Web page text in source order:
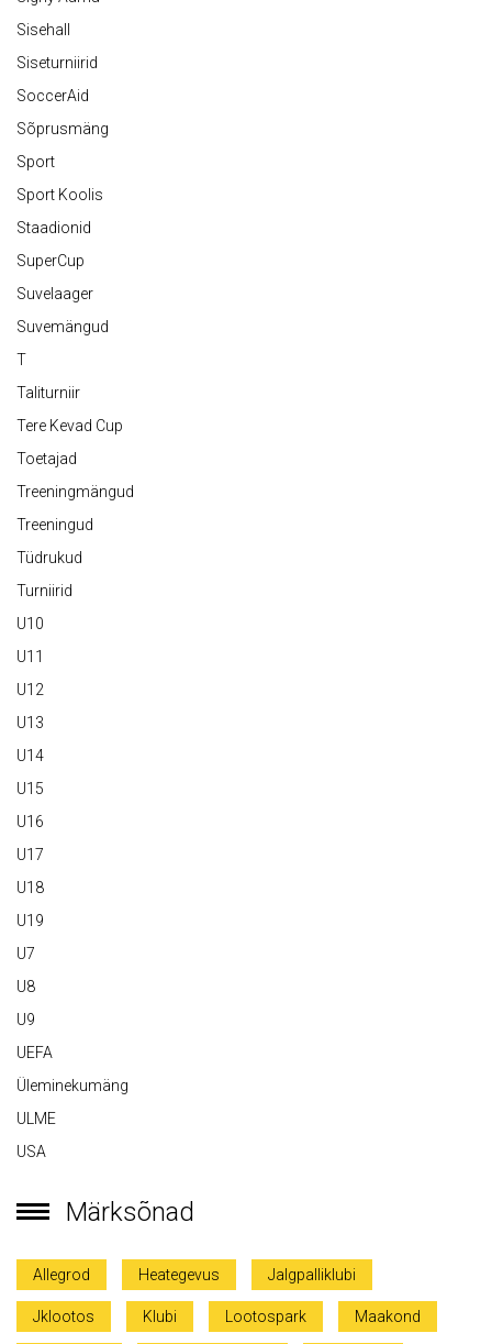
Sisehall
Siseturniirid
SoccerAid
Sõprusmäng
Sport
Sport Koolis
Staadionid
SuperCup
Suvelaager
Suvemängud
T
Taliturniir
Tere Kevad Cup
Toetajad
Treeningmängud
Treeningud
Tüdrukud
Turniirid
U10
U11
U12
U13
U14
U15
U16
U17
U18
U19
U7
U8
U9
UEFA
Üleminekumäng
ULME
USA
Märksõnad
Allegrod Heategevus Jalgpalliklubi
Jklootos Klubi Lootospark Maakond